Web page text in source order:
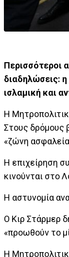
Περισσότεροι
διαδηλώσεις:
ισλαμική και
Η
Στους δρόμους
«ζώνη
Η επιχείρηση
κινούνται στο
Η αστυνομία
Ο Κιρ Στάρμερ
«προωθούν το
Η